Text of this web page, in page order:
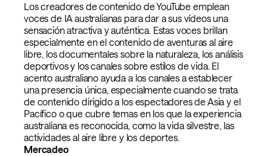
Los creadores de contenido de YouTube emplean
voces de IA australianas para dar a sus vídeos una
sensación atractiva y auténtica. Estas voces brillan
especialmente en el contenido de aventuras al aire
libre, los documentales sobre la naturaleza, los análisis
deportivos y los canales sobre estilos de vida. El
acento australiano ayuda a los canales a establecer
una presencia única, especialmente cuando se trata
de contenido dirigido a los espectadores de Asia y el
Pacífico o que cubre temas en los que la experiencia
australiana es reconocida, como la vida silvestre, las
actividades al aire libre y los deportes.
Mercadeo